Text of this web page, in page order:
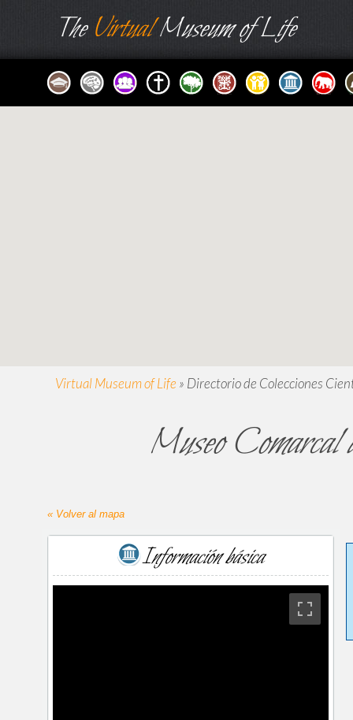
TheVirtualMuseum of Life
Virtual Museum of Life » Directorio de Colecciones
Museo Comarcal
« Volver al mapa
Información básica